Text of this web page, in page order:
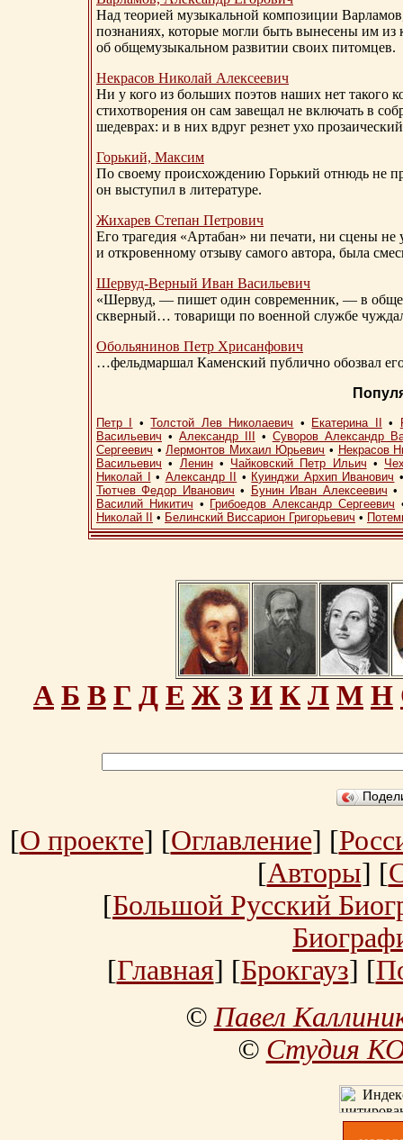
Над теорией музыкальной композиции
познаниях, которые могли быть вынесены им из
об общемузыкальном развитии своих питомцев.
Некрасов Николай Алексеевич
Ни у кого из больших поэтов наших нет такого
стихотворения он сам завещал не включать в
шедеврах: и в них вдруг резнет ухо
Горький, Максим
По своему происхождению Горький отнюдь не
он выступил в литературе.
Жихарев Степан Петрович
Его трагедия «Артабан» ни печати, ни сцены
и откровенному отзыву самого автора, была
Шервуд-Верный Иван Васильевич
«Шервуд, — пишет один современник, — в
скверный… товарищи по военной службе
Обольянинов Петр Хрисанфович
…фельдмаршал Каменский публично обозвал
Петр I •Толстой Лев Николаевич • Екатерина II •
Васильевич • Александр III • Суворов Александр
Сергеевич •Лермонтов Михаил Юрьевич • Некрасов
Васильевич • Ленин• Чайковский Петр Ильич •
Николай I
• Александр II • Куинджи Архип Иванович
Тютчев Федор Иванович • Бунин Иван Алексеевич •
Василий Никитич • Грибоедов Александр Сергеевич
Николай II
• Белинский Виссарион Григорьевич •
А Б В Г Д Е Ж З И К Л М Н
[О проекте] [Оглавление] [
[Авторы] [
[Большой Русский
[Главная] [Брокгауз] [
©Павел
© Студия